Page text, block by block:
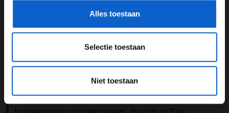
Alles toestaan
Selectie toestaan
Niet toestaan
op de hielen, maar bij een ultieme inhaalpoging
zijwaarts buiten de lijnen. Verstappen kan niet alleen
goed aanvallen, ook verdedigend staat hij zijn
Met de zomerstop achter de rug wacht in België een